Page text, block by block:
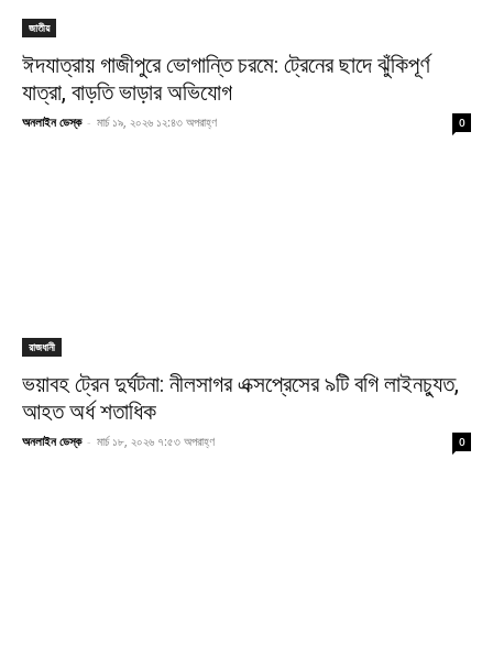
জাতীয়
ঈদযাত্রায় গাজীপুরে ভোগান্তি চরমে: ট্রেনের ছাদে ঝুঁকিপূর্ণ
যাত্রা, বাড়তি ভাড়ার অভিযোগ
অনলাইন ডেস্ক - মার্চ ১৯, ২০২৬ ১২:৪৩ অপরাহ্ণ 0
রাজধানী
ভয়াবহ ট্রেন দুর্ঘটনা: নীলসাগর এক্সপ্রেসের ৯টি বগি লাইনচ্যুত,
আহত অর্ধ শতাধিক
অনলাইন ডেস্ক - মার্চ ১৮, ২০২৬ ৭:৫৩ অপরাহ্ণ 0